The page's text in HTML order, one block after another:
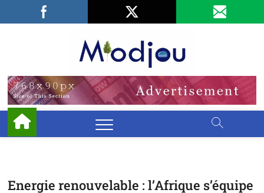
Facebook
LinkedIn
Energie renouvelable : l’Afrique s’équipe